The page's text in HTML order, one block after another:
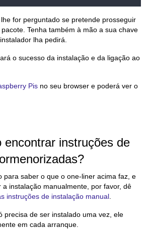
for perguntado se pretende prosseguir
Tenha também à mão a sua chave
lha pedirá.
o sucesso da instalação e da ligação ao
Pis no seu browser e poderá ver o
encontrar instruções de
para saber o que o one-liner acima faz, e
a instalação manualmente, por favor, dê
instruções de instalação manual
precisa de ser instalado uma vez, ele
em cada arranque.